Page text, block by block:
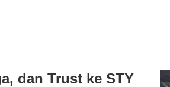
dan Trust ke STY